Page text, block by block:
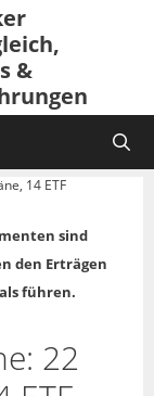
&
14 ETF
sind
den Erträgen
führen.
22